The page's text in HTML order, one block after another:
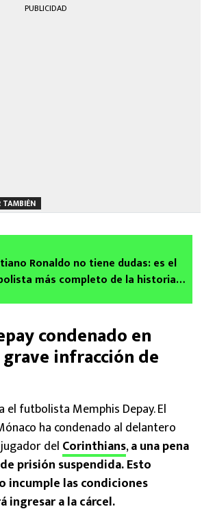
PUBLICIDAD
TAMBIÉN
Ronaldo no tiene dudas: es el
más completo de la historia
condenado en
infracción de
el futbolista Memphis Depay. El
ha condenado al delantero
del Corinthians,a una pena
prisión suspendida.Esto
incumple las condiciones
ingresar a la cárcel.